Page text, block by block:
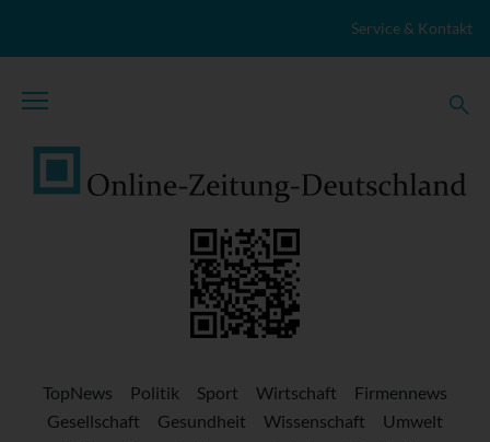
Service & Kontakt
TopNews Politik Sport Wirtschaft
Firmennews
Gesellschaft
Gesundheit Wissenschaft
Umwelt